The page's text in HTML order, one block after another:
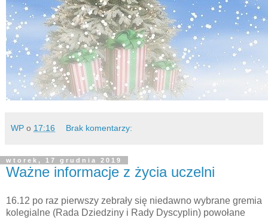
WP o 17:16 Brak komentarzy:
wtorek, 17 grudnia 2019
Ważne informacje z życia uczelni
16.12 po raz pierwszy zebrały się niedawno wybrane gremia
kolegialne (Rada Dziedziny i Rady Dyscyplin) powołane